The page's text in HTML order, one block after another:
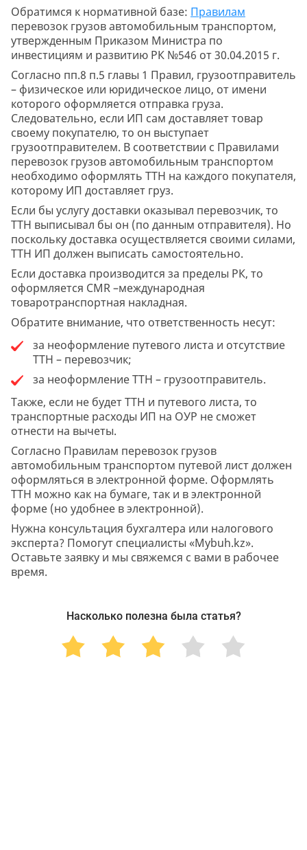
Обратимся к нормативной базе: Правилам
перевозок грузов автомобильным транспортом,
утвержденным Приказом Министра по
инвестициям и развитию РК №546 от 30.04.2015 г.
Согласно пп.8 п.5 главы 1 Правил, грузоотправитель
– физическое или юридическое лицо, от имени
которого оформляется отправка груза.
Следовательно, если ИП сам доставляет товар
своему покупателю, то он выступает
грузоотправителем. В соответствии с Правилами
перевозок грузов автомобильным транспортом
необходимо оформлять ТТН на каждого покупателя,
которому ИП доставляет груз.
Если бы услугу доставки оказывал перевозчик, то
ТТН выписывал бы он (по данным отправителя). Но
поскольку доставка осуществляется своими силами,
ТТН ИП должен выписать самостоятельно.
Если доставка производится за пределы РК, то
оформляется CMR –международная
товаротранспортная накладная.
Обратите внимание, что ответственность несут:
за неоформление путевого листа и отсутствие
ТТН – перевозчик;
за неоформление ТТН – грузоотправитель.
Также, если не будет ТТН и путевого листа, то
транспортные расходы ИП на ОУР не сможет
отнести на вычеты.
Согласно Правилам перевозок грузов
автомобильным транспортом путевой лист должен
оформляться в электронной форме. Оформлять
ТТН можно как на бумаге, так и в электронной
форме (но удобнее в электронной).
Нужна консультация бухгалтера или налогового
эксперта? Помогут специалисты «Mybuh.kz».
Оставьте заявку и мы свяжемся с вами в рабочее
время.
Насколько полезна была статья?